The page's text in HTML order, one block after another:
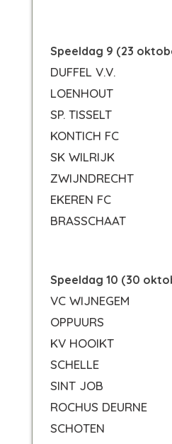
Speeldag 9 (23
DUFFEL V.V.
LOENHOUT
SP. TISSELT
KONTICH FC
SK WILRIJK
ZWIJNDRECHT
EKEREN FC
BRASSCHAAT
Speeldag 10 (30
VC WIJNEGEM
OPPUURS
KV HOOIKT
SCHELLE
SINT JOB
ROCHUS DEURNE
SCHOTEN